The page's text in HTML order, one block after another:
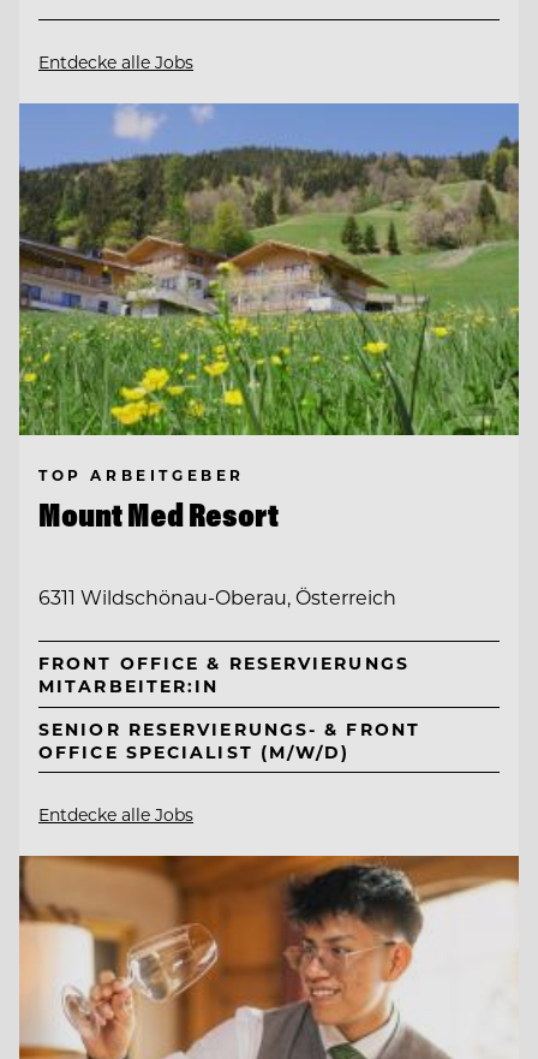
Entdecke alle Jobs
TOP ARBEITGEBER
Mount Med Resort
6311 Wildschönau-Oberau, Österreich
FRONT OFFICE & RESERVIERUNGS
MITARBEITER:IN
SENIOR RESERVIERUNGS- & FRONT
OFFICE SPECIALIST (M/W/D)
Entdecke alle Jobs